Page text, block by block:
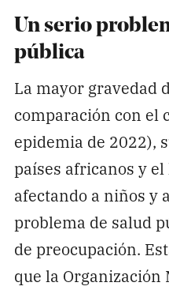
Un serio
pública
La mayor gravedad
comparación con el
epidemia de 2022),
países africanos y el
afectando a niños y
problema de salud
de preocupación.
que la Organización